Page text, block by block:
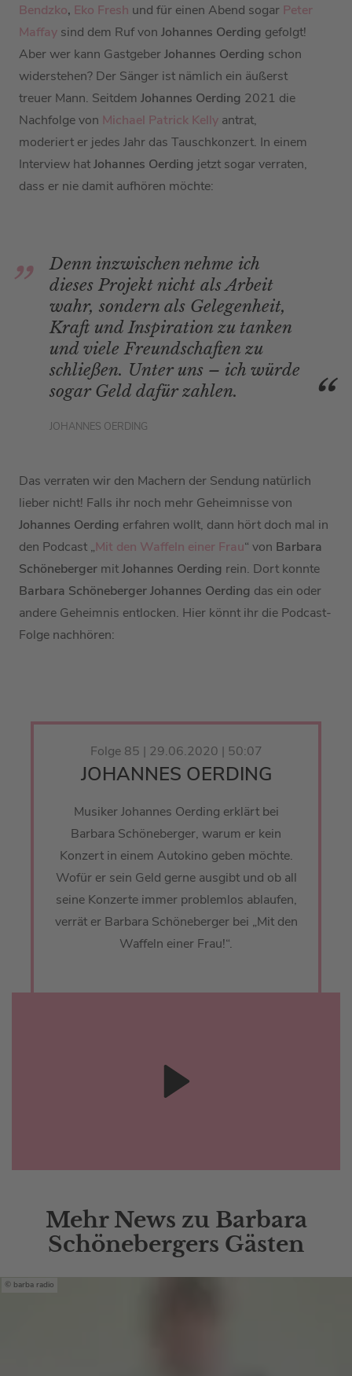
Bendzko, Eko Fresh und für einen Abend sogar Peter
Maffay sind dem Ruf von Johannes Oerding gefolgt!
Aber wer kann GastgeberJohannes Oerding schon
widerstehen? Der Sänger ist nämlich ein äußerst
treuer Mann. Seitdem Johannes Oerding 2021 die
Nachfolge von Michael Patrick Kelly antrat,
moderiert er jedes Jahr das Tauschkonzert. In einem
Interview hatJohannes Oerding jetzt sogar verraten,
dass er nie damit aufhören möchte:
Denn inzwischen nehme ich
dieses Projekt nicht als Arbeit
wahr, sondern als Gelegenheit,
Kraft und Inspiration zu tanken
und viele Freundschaften zu
schließen. Unter uns – ich würde
sogar Geld dafür zahlen.
JOHANNES OERDING
Das verraten wir den Machern der Sendung natürlich
lieber nicht! Falls ihr noch mehr Geheimnisse von
Johannes Oerding erfahren wollt, dann hört doch mal in
den Podcast „Mit den Waffeln einer Frau“ von Barbara
Schöneberger mitJohannes Oerding rein. Dort konnte
Barbara SchönebergerJohannes Oerding das ein oder
andere Geheimnis entlocken. Hier könnt ihr die Podcast-
Folge nachhören:
Folge 85 | 29.06.2020 | 50:07
JOHANNES OERDING
Musiker Johannes Oerding erklärt bei
Barbara Schöneberger, warum er kein
Konzert in einem Autokino geben möchte.
Wofür er sein Geld gerne ausgibt und ob all
seine Konzerte immer problemlos ablaufen,
verrät er Barbara Schöneberger bei „Mit den
Waffeln einer Frau!“.
Mehr News zu Barbara
Schönebergers Gästen
barba radio